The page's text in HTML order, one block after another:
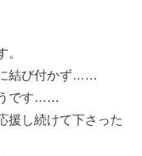
。
結び付かず……
うです……
援し続けて下さった